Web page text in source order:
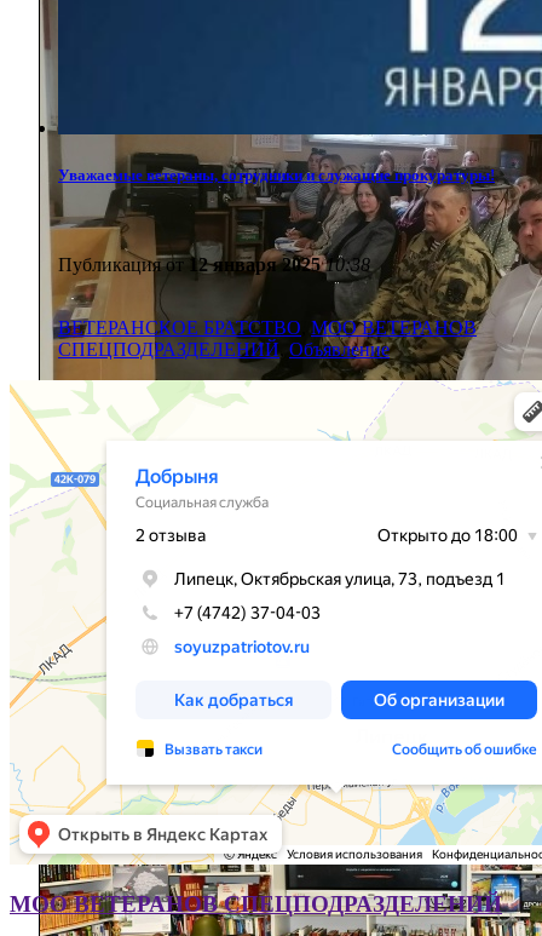
Cеминар с секретарями
первичных отделений Партии
читать полностью
Уважаемые ветераны, сотрудники и служащие прокуратуры!
Публикация от 12 января 202510:38
ВЕТЕРАНСКОЕ БРАТСТВО МОО ВЕТЕРАНОВ
СПЕЦПОДРАЗДЕЛЕНИЙ Объявление
МОО ВЕТЕРАНОВ СПЕЦПОДРАЗДЕЛЕНИЙ